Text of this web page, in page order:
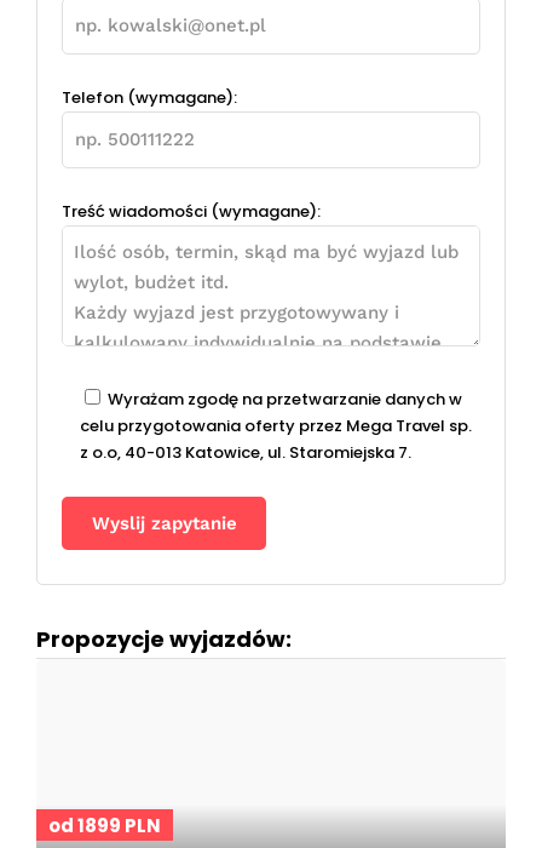
Telefon (wymagane):
Treść wiadomości (wymagane):
Wyrażam zgodę na przetwarzanie danych w
celu przygotowania oferty przez Mega Travel sp.
z o.o, 40-013 Katowice, ul. Staromiejska 7.
Propozycje wyjazdów:
od 1899 PLN